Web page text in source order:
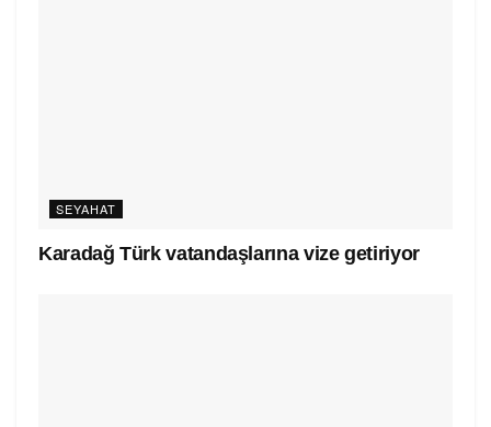
SEYAHAT
Karadağ Türk vatandaşlarına vize getiriyor